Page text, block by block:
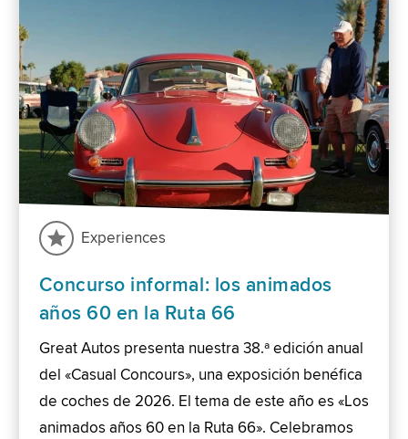
Experiences
Concurso informal: los animados
años 60 en la Ruta 66
Great Autos presenta nuestra 38.ª edición anual
del «Casual Concours», una exposición benéfica
de coches de 2026. El tema de este año es «Los
animados años 60 en la Ruta 66». Celebramos